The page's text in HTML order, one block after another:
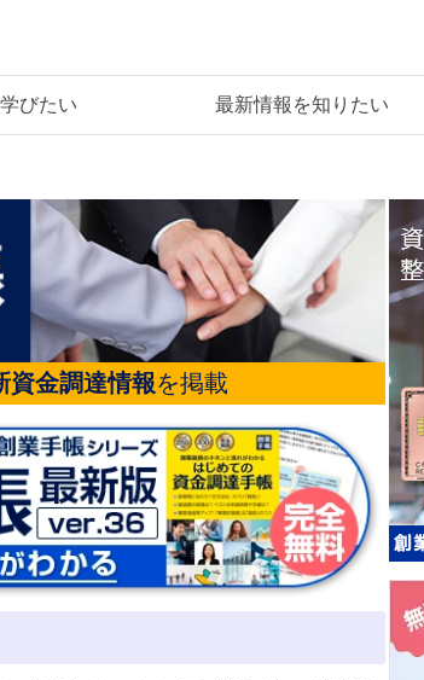
びたい 最新情報を知りたい
資金調達情報を掲載